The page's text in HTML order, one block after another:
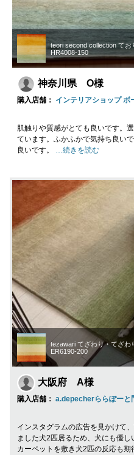
teori second collection て
HR4008-150
神奈川県 O様
購入店舗： インテリアショップ ボ
肌触りや質感がとても良いです。
ています。ふかふかで気持ち良い
良いです。 …続きを読む
tezawari てざわり・てざわ
ER6190-200
大阪府 A様
購入店舗： a.depecherららぽーと
インスタグラムの広告を見かけて
ました犬2匹居るため、犬にも優し
カーペットを敷き犬2匹の反応も